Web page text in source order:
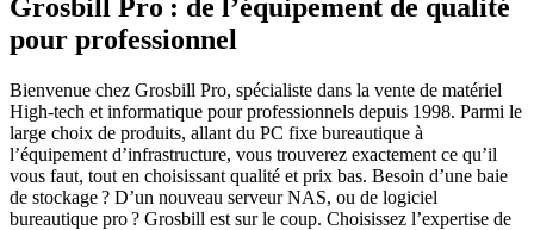
Grosbill Pro : de l’équipement de qualité
pour professionnel
Bienvenue chez Grosbill Pro, spécialiste dans la vente de matériel
High-tech et informatique pour professionnels depuis 1998. Parmi le
large choix de produits, allant du PC fixe bureautique à
l’équipement d’infrastructure, vous trouverez exactement ce qu’il
vous faut, tout en choisissant qualité et prix bas. Besoin d’une baie
de stockage ? D’un nouveau serveur NAS, ou de logiciel
bureautique pro ? Grosbill est sur le coup. Choisissez l’expertise de